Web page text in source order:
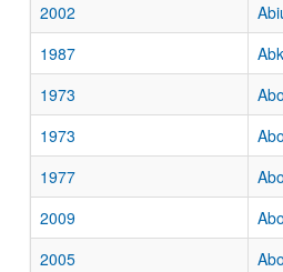
2002
1987
1973
1973
1977
2009
2005